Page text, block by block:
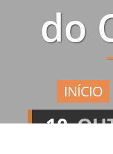
do
INÍCIO
10